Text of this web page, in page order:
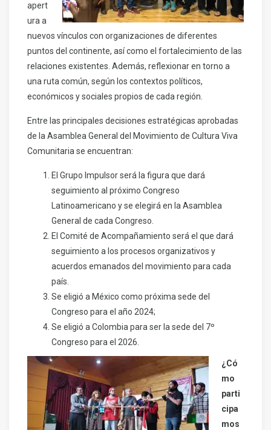
apert
ura a
nuevos vínculos con organizaciones de diferentes
puntos del continente, así como el fortalecimiento de las
relaciones existentes. Además, reflexionar en torno a
una ruta común, según los contextos políticos,
económicos y sociales propios de cada región.
Entre las principales decisiones estratégicas aprobadas
de la Asamblea General del Movimiento de Cultura Viva
Comunitaria se encuentran:
El Grupo Impulsor será la figura que dará
seguimiento al próximo Congreso
Latinoamericano y se elegirá en la Asamblea
General de cada Congreso.
El Comité de Acompañamiento será el que dará
seguimiento a los procesos organizativos y
acuerdos emanados del movimiento para cada
país.
Se eligió a México como próxima sede del
Congreso para el año 2024;
Se eligió a Colombia para ser la sede del 7º
Congreso para el 2026.
¿Có
mo
parti
cipa
mos